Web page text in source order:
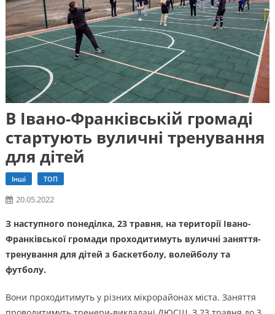
В Івано-Франківській громаді
стартують вуличні тренування
для дітей
Інші ТОП
20.05.2022
З наступного понеділка, 23 травня, на території Івано-
Франківської громади проходитимуть вуличні заняття-
тренування для дітей з баскетболу, волейболу та
футболу.
Вони проходитимуть у різних мікрорайонах міста. Заняття